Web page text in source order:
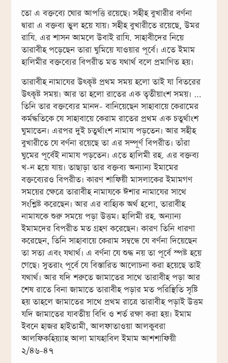
তো এ বক্তব্যে ঘোর আপত্তি রয়েছে। সহীহ বুখারীর বর্ণনা
দ্বারা এ বক্তব্য ভুল হয়ে যায়। সহীহ বুখারীতে রয়েছে, উমর
রাযি. এর শাসন আমলে উবাই রাযি. সাহাবীদের নিয়ে
তারাবীহ পড়েছেন তারা ঘুমিয়ে যাওয়ার পূর্বে। এতে ইমাম
হালিমীর বক্তব্যের বিপরীত মত যথার্থ বলে প্রমাণিত হয়।
তারাবীহ নামাযের উৎকৃষ্ট প্রথম সময় হলো তাই যা বিতরের
উৎকৃষ্ট সময়। আর তা হলো রাতের এক তৃতীয়াংশ সময়। …
তিনি তার বক্তব্যের মানদ- বানিয়েছেন সাহাবায়ে কেরামের
কর্মদ্ধতিকে যে সাহাবায়ে কেরাম রাতের প্রথম এক চতুর্থাংশ
ঘুমাতেন। এরপর দুই চতুর্থাংশ নামায পড়তেন। আর সহীহ
বুখারীতে যে বর্ণনা রয়েছে তা এর সম্পূর্ণ বিপরীত। তাঁরা
ঘুমের পূর্বেই নামায পড়তেন। এতে হালিমী রহ. এর বক্তব্য
খ-ন হয়ে যায়। তাছাড়া তার বক্তব্য অন্যান্য ইমামের
বক্তব্যেরও বিপরীত। কারণ শাফিয়ী মাসলাকের ইমামগণ
সময়ের ক্ষেত্রে তারাবীহ নামাযকে ঈশার নামাযের সাথে
সংশ্লিষ্ট করেছেন। আর এর বাহ্যিক অর্থ হলো, তারাবীহ
নামাযকে শুরু সময়ে পড়া উত্তম। হালিমী রহ. অন্যান্য
ইমামদের বিপরীত মত গ্রহণ করেছেন। কারণ তিনি ধারণা
করেছেন, তিনি সাহাবায়ে কেরাম সম্বন্ধে যে বর্ণনা দিয়েছেন
তা সত্য এবং যথার্থ। এ বর্ণনা যে শুদ্ধ নয় তা পূর্বে স্পষ্ট হয়ে
গেছে। সুতরাং পূর্বে যে বিস্তারিত আলোচনা করা হয়েছে তাই
যথার্থ। আর যদি শরুতে জামাতের সাথে তারাবীহ পড়া আর
শেষ রাতে বিনা জামাতে তারাবীহ পড়ার মত পরিস্থিতি সৃষ্টি
হয় তাহলে জামাতের সাথে প্রথম রাত্রে তারাবীহ পড়াই উত্তম
যদি জামাতের যাবতীয় বিধি ও শর্ত রক্ষা করা হয়। ইমাম
ইবনে হাজর হাইতামী, আলফাতাওয়া আলকুবরা
আলফিকহিয়্যাহ আলা মাযহাবিল ইমাম আশশাফিয়ী
২/৪৬-৪৭